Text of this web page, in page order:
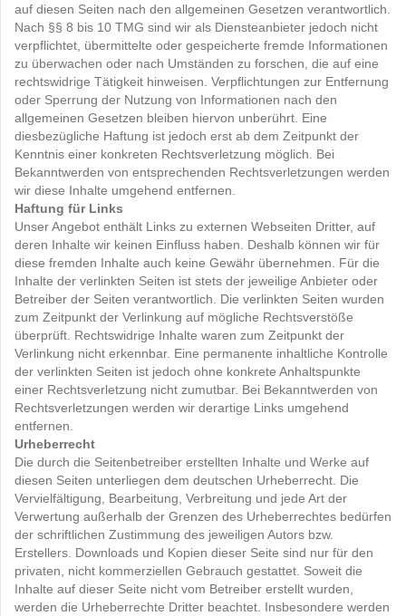
auf diesen Seiten nach den allgemeinen Gesetzen verantwortlich.
Nach §§ 8 bis 10 TMG sind wir als Diensteanbieter jedoch nicht
verpflichtet, übermittelte oder gespeicherte fremde Informationen
zu überwachen oder nach Umständen zu forschen, die auf eine
rechtswidrige Tätigkeit hinweisen. Verpflichtungen zur Entfernung
oder Sperrung der Nutzung von Informationen nach den
allgemeinen Gesetzen bleiben hiervon unberührt. Eine
diesbezügliche Haftung ist jedoch erst ab dem Zeitpunkt der
Kenntnis einer konkreten Rechtsverletzung möglich. Bei
Bekanntwerden von entsprechenden Rechtsverletzungen werden
wir diese Inhalte umgehend entfernen.
Haftung für Links
Unser Angebot enthält Links zu externen Webseiten Dritter, auf
deren Inhalte wir keinen Einfluss haben. Deshalb können wir für
diese fremden Inhalte auch keine Gewähr übernehmen. Für die
Inhalte der verlinkten Seiten ist stets der jeweilige Anbieter oder
Betreiber der Seiten verantwortlich. Die verlinkten Seiten wurden
zum Zeitpunkt der Verlinkung auf mögliche Rechtsverstöße
überprüft. Rechtswidrige Inhalte waren zum Zeitpunkt der
Verlinkung nicht erkennbar. Eine permanente inhaltliche Kontrolle
der verlinkten Seiten ist jedoch ohne konkrete Anhaltspunkte
einer Rechtsverletzung nicht zumutbar. Bei Bekanntwerden von
Rechtsverletzungen werden wir derartige Links umgehend
entfernen.
Urheberrecht
Die durch die Seitenbetreiber erstellten Inhalte und Werke auf
diesen Seiten unterliegen dem deutschen Urheberrecht. Die
Vervielfältigung, Bearbeitung, Verbreitung und jede Art der
Verwertung außerhalb der Grenzen des Urheberrechtes bedürfen
der schriftlichen Zustimmung des jeweiligen Autors bzw.
Erstellers. Downloads und Kopien dieser Seite sind nur für den
privaten, nicht kommerziellen Gebrauch gestattet. Soweit die
Inhalte auf dieser Seite nicht vom Betreiber erstellt wurden,
werden die Urheberrechte Dritter beachtet. Insbesondere werden